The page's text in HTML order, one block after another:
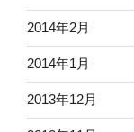
2014年2月
2014年1月
2013年12月